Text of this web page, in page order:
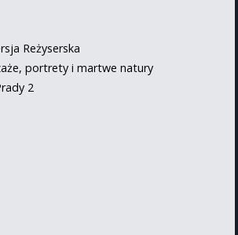
Reżyserska
portrety i martwe natury
2